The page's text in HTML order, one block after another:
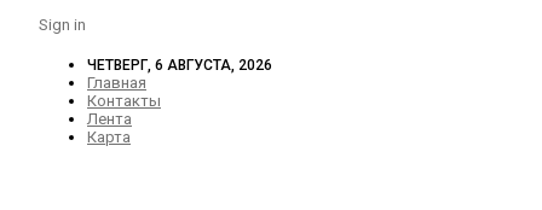
Sign in
ЧЕТВЕРГ, 6 АВГУСТА, 2026
Главная
Контакты
Лента
Карта